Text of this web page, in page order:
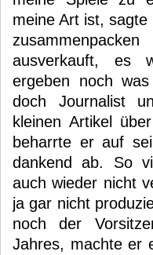
meine Art ist,
ausverkauft, es
ergeben noch
doch Journalist
kleinen Artikel
beharrte er auf
dankend ab. So
auch wieder nicht
ja gar nicht
noch der
Jahres, machte er